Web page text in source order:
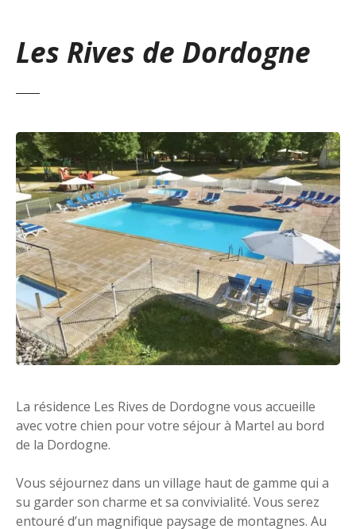
Les Rives de Dordogne
La résidence Les Rives de Dordogne vous accueille
avec votre chien pour votre séjour à Martel au bord
de la Dordogne.
Vous séjournez dans un village haut de gamme qui a
su garder son charme et sa convivialité. Vous serez
entouré d’un magnifique paysage de montagnes. Au